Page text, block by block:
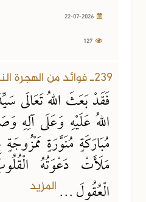
239ـ فوائد من الهجرة النبوية الشريفة
فَقَدْ بَعَثَ اللهُ تَعَالَى
اللهُ عَلَيْهِ وَعَلَى
مُبَارَكَةٍ مُنَوَّرَةٍ
مَلَأَتْ دَعْوَتُهُ
الْعُقُولَ ... المزيد